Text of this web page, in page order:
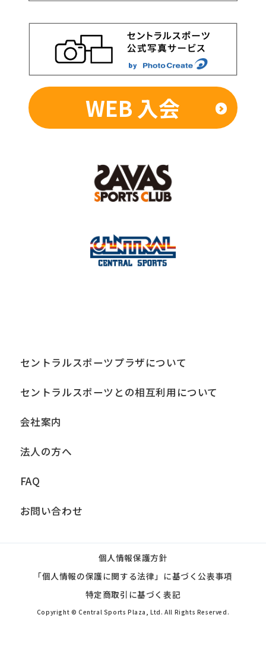
WEB 入会
セントラルスポーツプラザについて
セントラルスポーツとの相互利用について
会社案内
法人の方へ
FAQ
お問い合わせ
個人情報保護方針
「個人情報の保護に関する法律」に基づく公表事項
特定商取引に基づく表記
Copyright © Central Sports Plaza, Ltd. All Rights Reserved.